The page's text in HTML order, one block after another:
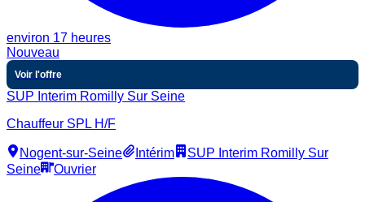
environ 17 heures
Nouveau
Voir l'offre
SUP Interim Romilly Sur Seine
Chauffeur SPL H/F
Nogent-sur-Seine Intérim
SUP Interim Romilly Sur
Seine
Ouvrier